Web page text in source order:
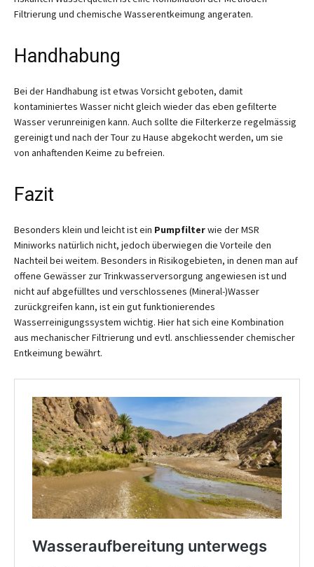
Filtrierung und chemische Wasserentkeimung angeraten.
Handhabung
Bei der Handhabung ist etwas Vorsicht geboten, damit
kontaminiertes Wasser nicht gleich wieder das eben gefilterte
Wasser verunreinigen kann. Auch sollte die Filterkerze regelmässig
gereinigt und nach der Tour zu Hause abgekocht werden, um sie
von anhaftenden Keime zu befreien.
Fazit
Besonders klein und leicht ist ein Pumpfilterwie der MSR
Miniworks natürlich nicht, jedoch überwiegen die Vorteile den
Nachteil bei weitem. Besonders in Risikogebieten, in denen man auf
offene Gewässer zur Trinkwasserversorgung angewiesen ist und
nicht auf abgefülltes und verschlossenes (Mineral-)Wasser
zurückgreifen kann, ist ein gut funktionierendes
Wasserreinigungssystem wichtig. Hier hat sich eine Kombination
aus mechanischer Filtrierung und evtl. anschliessender chemischer
Entkeimung bewährt.